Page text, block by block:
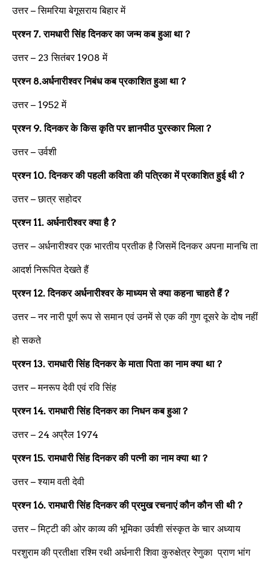
उत्तर –सिमरिया बेगूसराय बिहार में
प्रश्न 7.रामधारी सिंह दिनकर का जन्म कब हुआ था?
उत्तर – 23 सितंबर 1908 में
प्रश्न 8.अर्धनारीश्वर निबंध कब प्रकाशित हुआ था?
उत्तर – 1952 में
प्रश्न 9.दिनकर के किस कृति पर ज्ञानपीठ पुरस्कार मिला?
उत्तर –उर्वशी
प्रश्न 10.दिनकर की पहली कविता की पत्रिका में प्रकाशित हुई थी?
उत्तर –छात्र सहोदर
प्रश्न 11. अर्धनारीश्वर क्या है?
उत्तर – अर्धनारीश्वर एक भारतीय प्रतीक है जिसमें दिनकर अपना मानचि ता
आदर्श निरूपित देखते हैं
प्रश्न 12.दिनकर अर्धनारीश्वर के माध्यम से क्या कहना चाहते हैं?
उत्तर –नर नारी पूर्ण रूप से समान एवं उनमें से एक की गुण दूसरे के दोष नहीं
हो सकते
प्रश्न 13.रामधारी सिंह दिनकर के माता पिता का नाम क्या था?
उत्तर –मनरूप देवी एवं रवि सिंह
प्रश्न 14.रामधारी सिंह दिनकर का निधन कब हुआ?
उत्तर – 24 अप्रैल 1974
प्रश्न 15.रामधारी सिंह दिनकर की पत्नी का नाम क्या था?
उत्तर –श्याम वती देवी
प्रश्न 16.रामधारी सिंह दिनकर की प्रमुख रचनाएं कौन कौन सी थी?
उत्तर –मिट्टी की ओर काव्य की भूमिका उर्वशी संस्कृत के चार अध्याय
परशुराम की प्रतीक्षा रश्मि रथी अर्धनारी शिवा कुरुक्षेत्र रेणुका प्राण भांग